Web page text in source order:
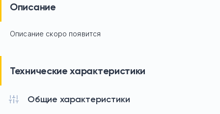
Описание
Описание скоро появится
Технические характеристики
Общие характеристики